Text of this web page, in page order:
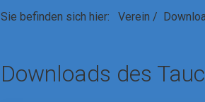
Sie befinden sich hier: Verein /
Downloads des